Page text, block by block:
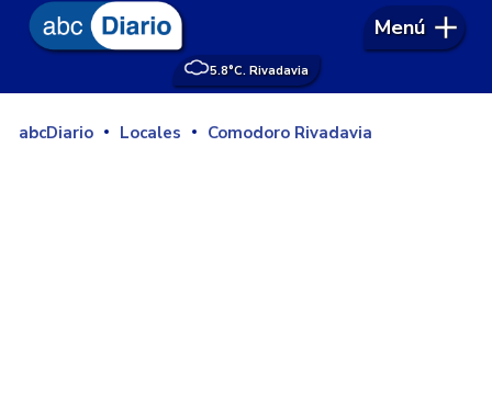
5.8°C. Rivadavia
Menú
abcDiario Locales Comodoro Rivadavia